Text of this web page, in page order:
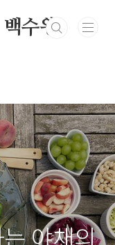
수왕
야채의